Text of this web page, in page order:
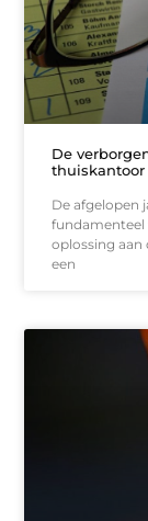
De
thuiskantoor
De afgelopen
fundamenteel
oplossing
een